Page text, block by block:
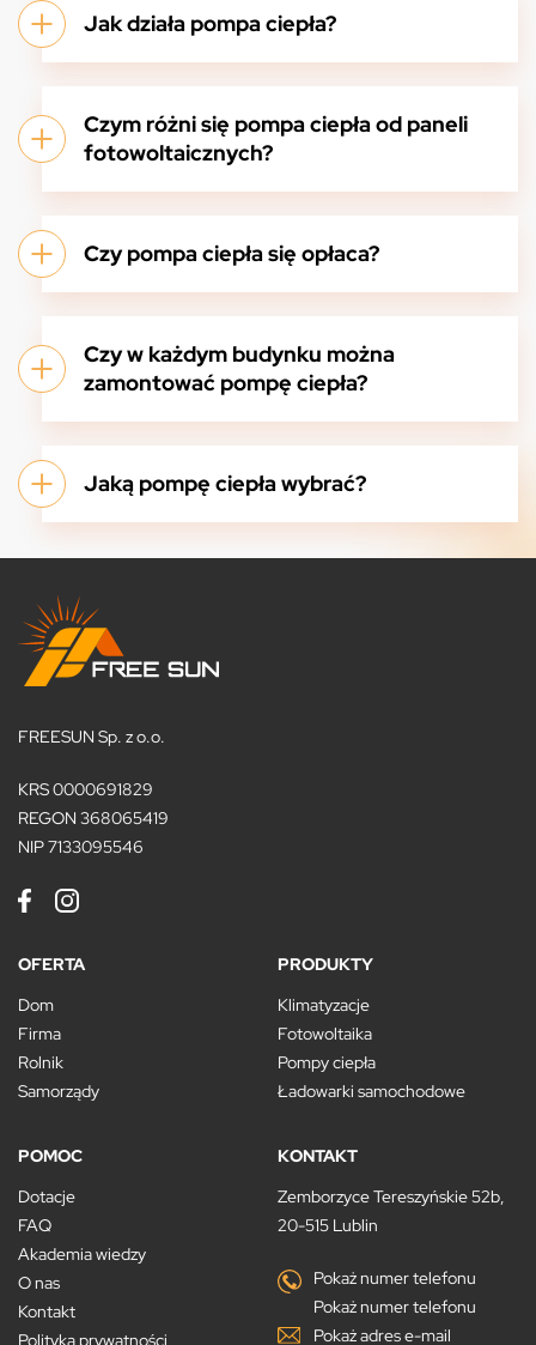
Jak działa pompa ciepła?
Czym różni się pompa ciepła od paneli
fotowoltaicznych?
Czy pompa ciepła się opłaca?
Czy w każdym budynku można
zamontować pompę ciepła?
Jaką pompę ciepła wybrać?
FREESUN Sp. z o.o.
KRS 0000691829
REGON 368065419
NIP 7133095546
OFERTA
Dom
Firma
Rolnik
Samorządy
PRODUKTY
Klimatyzacje
Fotowoltaika
Pompy ciepła
Ładowarki samochodowe
POMOC
Dotacje
FAQ
Akademia wiedzy
O nas
Kontakt
Polityka prywatności
KONTAKT
Zemborzyce Tereszyńskie 52b,
20-515 Lublin
Pokaż numer telefonu
Pokaż numer telefonu
Pokaż adres e-mail